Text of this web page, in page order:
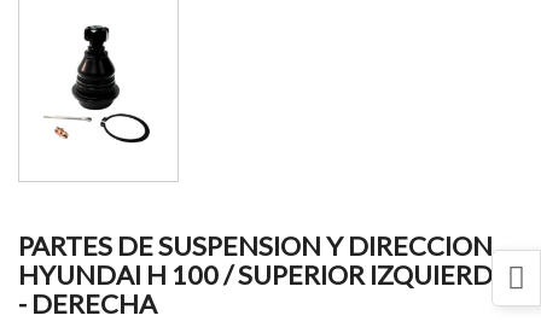
PARTES DE SUSPENSION Y DIRECCION
HYUNDAI H 100 / SUPERIOR IZQUIERDA
- DERECHA